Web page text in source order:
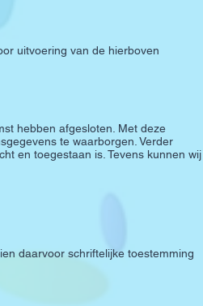
uitvoering van de hierboven
hebben afgesloten. Met deze
te waarborgen. Verder
en toegestaan is. Tevens kunnen wij
daarvoor schriftelijke toestemming